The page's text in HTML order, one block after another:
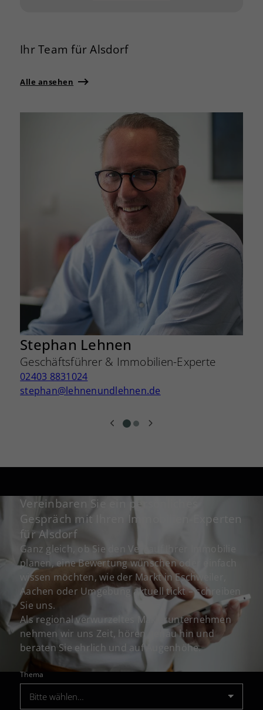
Ihr Team für Alsdorf
Alle ansehen
Stephan Lehnen
Geschäftsführer & Immobilien-Experte
02403 8831024
stephan@lehnenundlehnen.de
Vereinbaren Sie ein persönliches
Gespräch mit Ihren Immobilien-Experten
für Alsdorf
Ganz gleich, ob Sie den Verkauf Ihrer Immobilie
planen, eine Bewertung wünschen oder einfach
wissen möchten, wie der Markt in Eschweiler,
Aachen oder Umgebung aktuell tickt – schreiben
Sie uns.
Als regional verwurzeltes Maklerunternehmen
nehmen wir uns Zeit, hören genau hin und
beraten Sie ehrlich und auf Augenhöhe.
Thema